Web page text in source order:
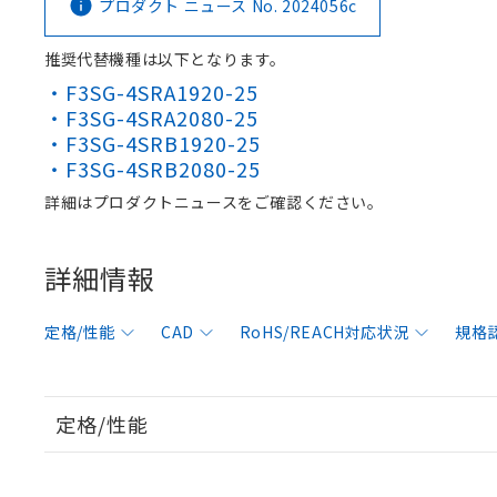
プロダクト ニュース No. 2024056c
推奨代替機種は以下となります。
・F3SG-4SRA1920-25
・F3SG-4SRA2080-25
・F3SG-4SRB1920-25
・F3SG-4SRB2080-25
詳細はプロダクトニュースをご確認ください。
詳細情報
定格/性能 CAD RoHS/REACH対応状況 規格
定格/性能